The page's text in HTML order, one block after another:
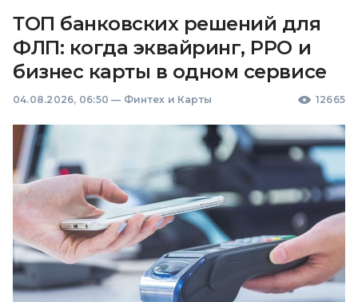
ТОП банковских решений для
ФЛП: когда эквайринг, РРО и
бизнес карты в одном сервисе
04.08.2026, 06:50 — Финтех и Карты 12665